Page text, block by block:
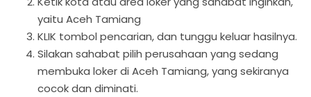
yaitu Aceh Tamiang
KLIK tombol pencarian, dan tunggu keluar hasilnya.
Silakan sahabat pilih perusahaan yang sedang
membuka loker di Aceh Tamiang, yang sekiranya
cocok dan diminati.